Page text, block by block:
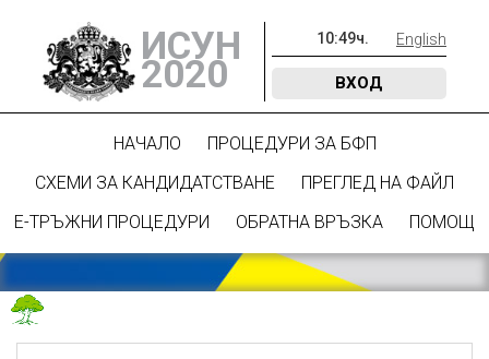
ИСУН
2020
10:49ч. English
ВХОД
НАЧАЛО
ПРОЦЕДУРИ ЗА БФП
СХЕМИ ЗА КАНДИДАТСТВАНЕ
ПРЕГЛЕД НА ФАЙЛ
Е-ТРЪЖНИ ПРОЦЕДУРИ
ОБРАТНА ВРЪЗКА ПОМОЩ